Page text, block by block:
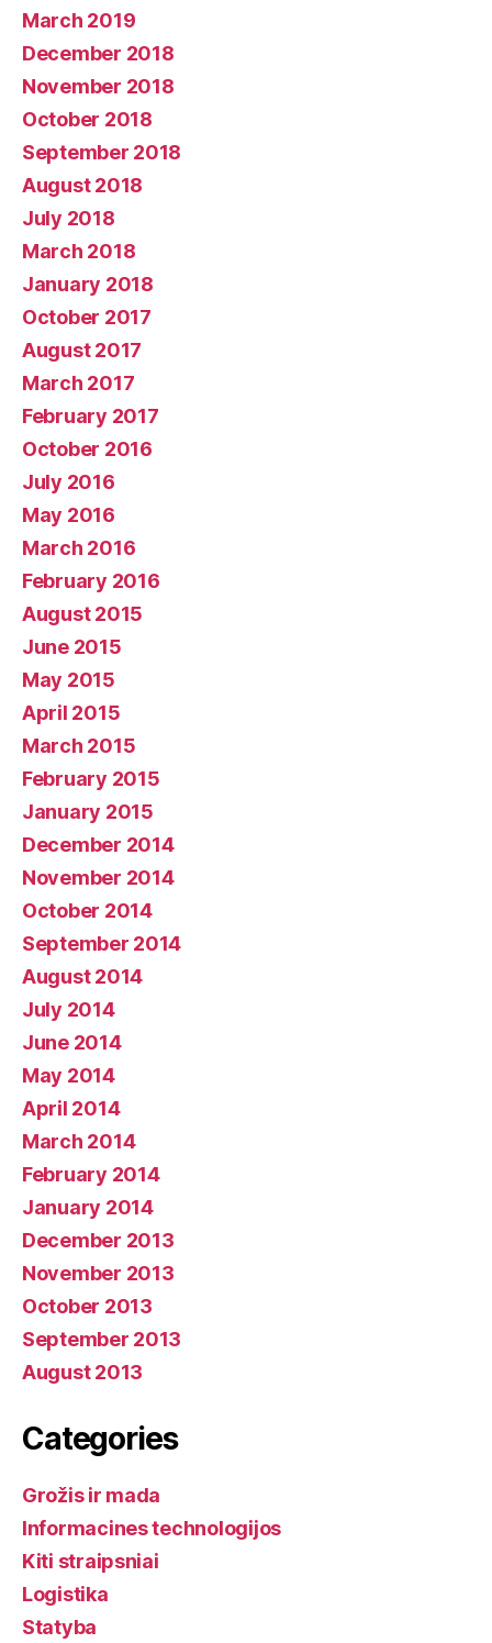
March 2019
December 2018
November 2018
October 2018
September 2018
August 2018
July 2018
March 2018
January 2018
October 2017
August 2017
March 2017
February 2017
October 2016
July 2016
May 2016
March 2016
February 2016
August 2015
June 2015
May 2015
April 2015
March 2015
February 2015
January 2015
December 2014
November 2014
October 2014
September 2014
August 2014
July 2014
June 2014
May 2014
April 2014
March 2014
February 2014
January 2014
December 2013
November 2013
October 2013
September 2013
August 2013
Categories
Grožis ir mada
Informacines technologijos
Kiti straipsniai
Logistika
Statyba